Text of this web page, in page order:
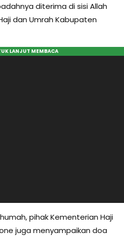
diterima di sisi Allah
dan Umrah Kabupaten
pihak Kementerian Haji
juga menyampaikan doa